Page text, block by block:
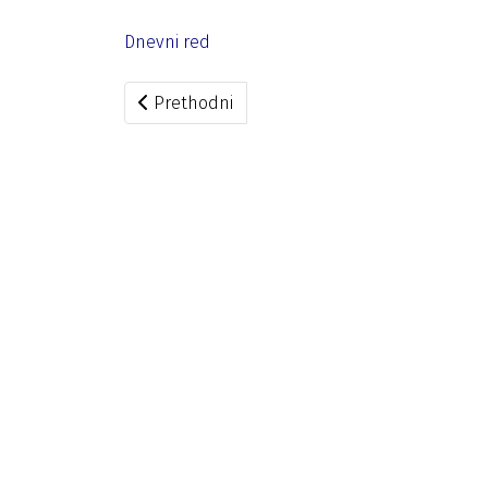
Dnevni red
Prethodni članak: Saziv za 189. sjednicu
Prethodni